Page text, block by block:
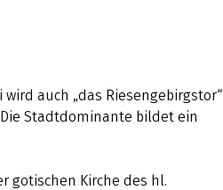
wird auch „das Riesengebirgstor“
Stadtdominante bildet ein
gotischen Kirche des hl.